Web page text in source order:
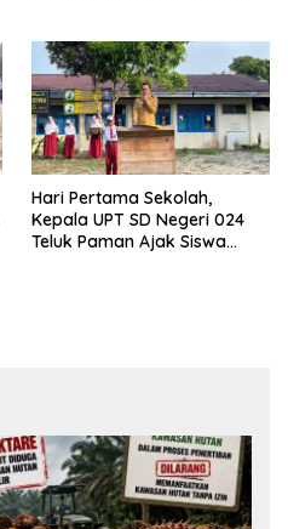
Hari Pertama Sekolah,
Kepala UPT SD Negeri 024
Teluk Paman Ajak Siswa